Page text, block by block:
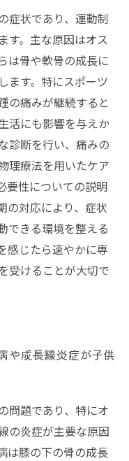
ドバイス：正し
めに：踵痛みと
症状であり、運動制
す。主な原因はオス
は骨や軟骨の成長に
ます。特にスポーツ
の痛みが継続すると
活にも影響を与えか
診断を行い、痛みの
理療法を用いたケア
要性についての説明
の対応により、症状
できる環境を整える
感じたら速やかに専
受けることが大切で
や成長線炎症が子供
問題であり、特にオ
の炎症が主要な原因
は膝の下の骨の成長